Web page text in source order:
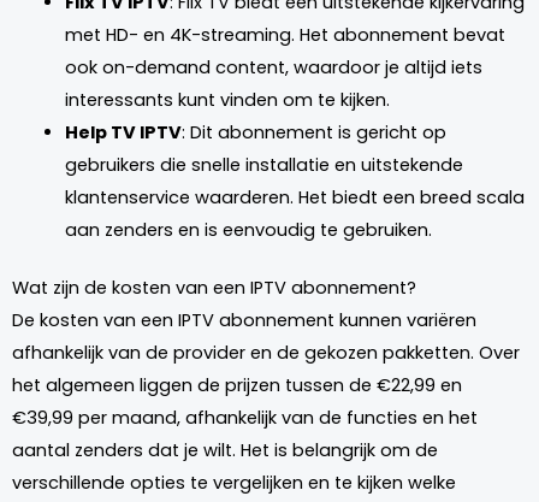
met HD- en 4K-streaming. Het abonnement bevat
ook on-demand content, waardoor je altijd iets
interessants kunt vinden om te kijken.
Help TV IPTV: Dit abonnement is gericht op
gebruikers die snelle installatie en uitstekende
klantenservice waarderen. Het biedt een breed scala
aan zenders en is eenvoudig te gebruiken.
Wat zijn de kosten van een IPTV abonnement?
De kosten van een IPTV abonnement kunnen variëren
afhankelijk van de provider en de gekozen pakketten. Over
het algemeen liggen de prijzen tussen de €22,99 en
€39,99 per maand, afhankelijk van de functies en het
aantal zenders dat je wilt. Het is belangrijk om de
verschillende opties te vergelijken en te kijken welke